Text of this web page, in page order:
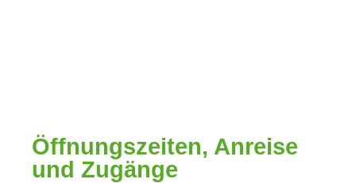
Öffnungszeiten, Anreise
und Zugänge